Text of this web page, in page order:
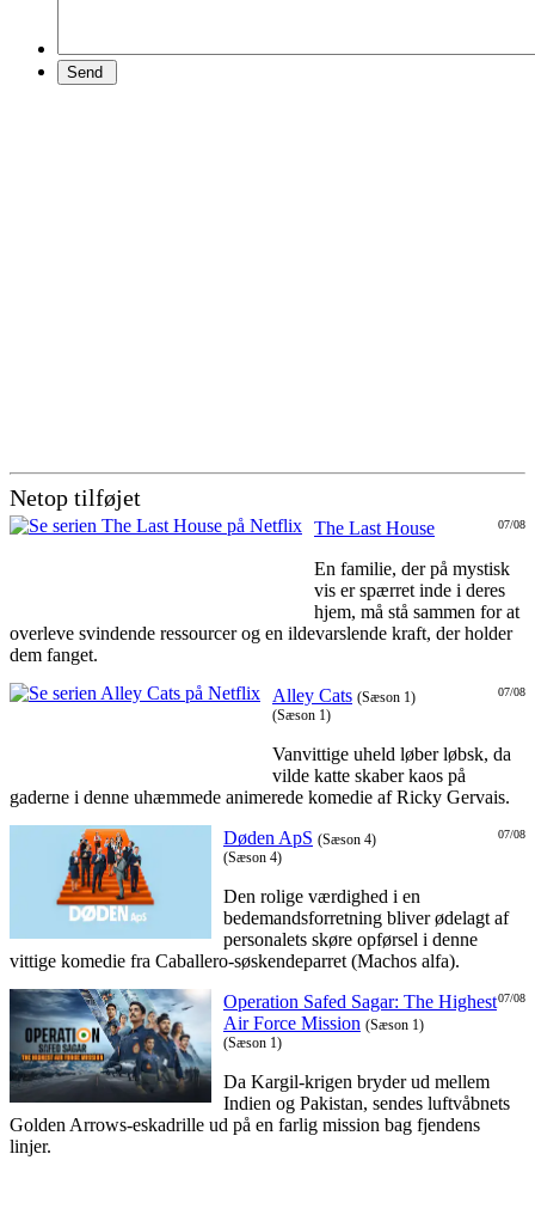
Netop tilføjet
07/08
The Last House
En familie, der på mystisk
vis er spærret inde i deres
hjem, må stå sammen for at
overleve svindende ressourcer og en ildevarslende kraft, der holder
dem fanget.
07/08
Alley Cats (Sæson 1)
(Sæson 1)
Vanvittige uheld løber løbsk, da
vilde katte skaber kaos på
gaderne i denne uhæmmede animerede komedie af Ricky Gervais.
07/08
Døden ApS (Sæson 4)
(Sæson 4)
Den rolige værdighed i en
bedemandsforretning bliver ødelagt af
personalets skøre opførsel i denne
vittige komedie fra Caballero-søskendeparret (Machos alfa).
07/08
Operation Safed Sagar: The Highest
Air Force Mission (Sæson 1)
(Sæson 1)
Da Kargil-krigen bryder ud mellem
Indien og Pakistan, sendes luftvåbnets
Golden Arrows-eskadrille ud på en farlig mission bag fjendens
linjer.